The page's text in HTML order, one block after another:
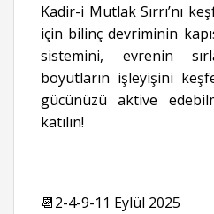
Kadir-i Mutlak Sırrı’nı
için bilinç devriminin
sistemini, evrenin
boyutların işleyişini
gücünüzü aktive
katılın!
📆2-4-9-11 Eylül 2025